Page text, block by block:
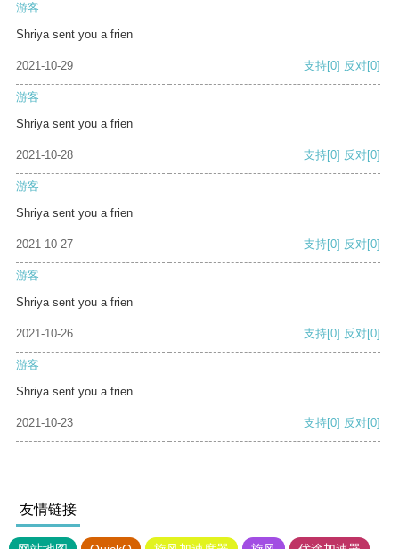
游客
Shriya sent you a frien
2021-10-29 支持[0] 反对[0]
游客
Shriya sent you a frien
2021-10-28 支持[0] 反对[0]
游客
Shriya sent you a frien
2021-10-27 支持[0] 反对[0]
游客
Shriya sent you a frien
2021-10-26 支持[0] 反对[0]
游客
Shriya sent you a frien
2021-10-23 支持[0] 反对[0]
友情链接